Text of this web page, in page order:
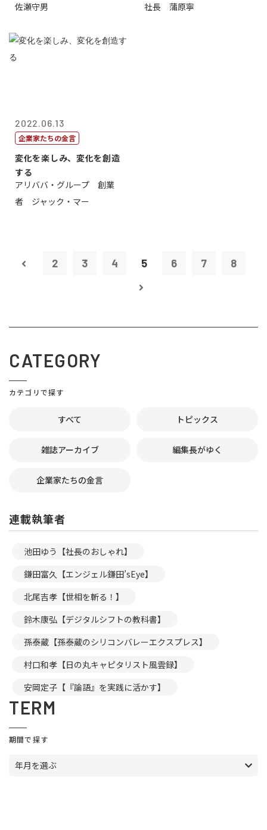
佐瀬守男
社長 蒲原寧
2022.06.13
企業家たちの金言
変化を楽しみ、変化を創造
する
アリババ・グループ 創業
者 ジャック・マー
2 3 4 5 6 7 8
CATEGORY
カテゴリで探す
すべて トピックス
雑誌アーカイブ 編集長がゆく
企業家たちの金言
連載執筆者
池田ゆう【社長のおしゃれ】
鎌田富久【エンジェル鎌田’sEye】
北尾吉孝【世相を斬る！】
鈴木康弘【デジタルシフトの教科書】
孫泰蔵【孫泰蔵のシリコンバレーエクスプレス】
村口和孝【日の丸キャピタリスト風雲録】
安岡定子【『論語』を実践に活かす】
TERM
期間で探す
年月を選ぶ